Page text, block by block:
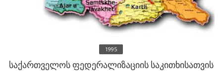
1995
საქართველოს ფედერალიზაციის საკითხისათვის